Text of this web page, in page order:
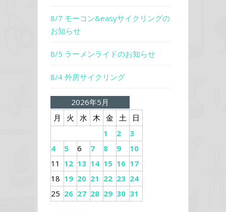
8/7 モーコン&easyサイクリングの
お知らせ
8/5 ラーメンライドのお知らせ
8/4 外房サイクリング
2026年5月
月
火 水 木 金 土
日
1
2
3
4
5 6 7 8 9
10
11
12 13 14 15 16 17
18 19 20 21 22 23 24
25 26 27 28 29 30 31